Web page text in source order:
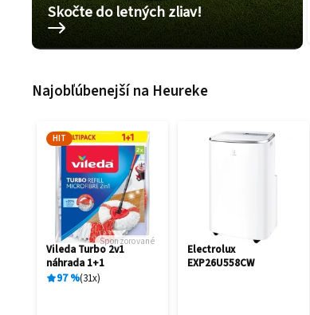
Skočte do letných zliav!
Najobľúbenejší na Heureke
HIT
Sponzorované
Vileda Turbo 2v1
náhrada 1+1
97% 31x
Electrolux
EXP26U558CW